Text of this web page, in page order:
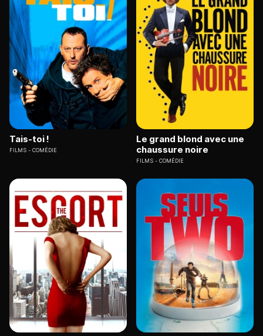
Tais-toi !
FILMS COMÉDIE
Le grand blond avec une
chaussure noire
FILMS COMÉDIE